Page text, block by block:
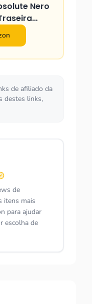
Nero
de afiliado da
destes links,
de
itens mais
para ajudar
escolha de